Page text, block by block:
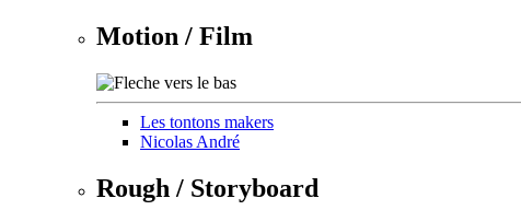
Motion / Film
Les tontons makers
Nicolas André
Rough / Storyboard